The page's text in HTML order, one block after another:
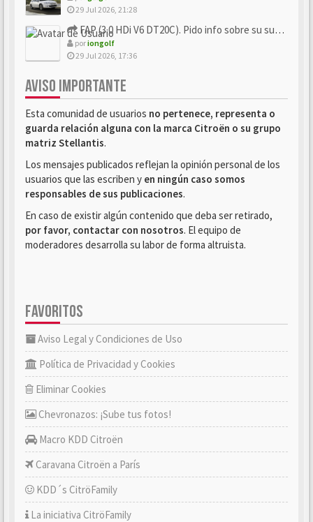
29 Jul 2026, 21:28
FAP (3.0 HDi V6 DT20C). Pido info sobre su sustitución
poriongolf
29 Jul 2026, 17:36
AVISO IMPORTANTE
Esta comunidad de usuarios no pertenece, representa o
guarda relación alguna con la marca Citroën o su grupo
matriz Stellantis.
Los mensajes publicados reflejan la opinión personal de los
usuarios que las escriben y en ningún caso somos
responsables de sus publicaciones.
En caso de existir algún contenido que deba ser retirado,
por favor, contactar con nosotros. El equipo de
moderadores desarrolla su labor de forma altruista.
FAVORITOS
Aviso Legal y Condiciones de Uso
Política de Privacidad y Cookies
Eliminar Cookies
Chevronazos: ¡Sube tus fotos!
Macro KDD Citroën
Caravana Citroën a París
KDD´s CitröFamily
La iniciativa CitröFamily